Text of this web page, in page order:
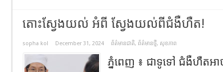
តោះស្វែងយល់ អំពី ស្វែងយល់ពីជំងឺហឺត!
sopha kol December 31, 2024 ព័ត៌មានជាតិ, ព័ត៌មានថ្មី, សុខភាព
ភ្នំពេញ ៖ ជាទូទៅ ជំងឺហឺតអា